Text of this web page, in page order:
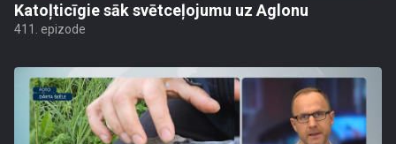
Katoļticīgie sāk svētceļojumu uz Aglonu
411. epizode